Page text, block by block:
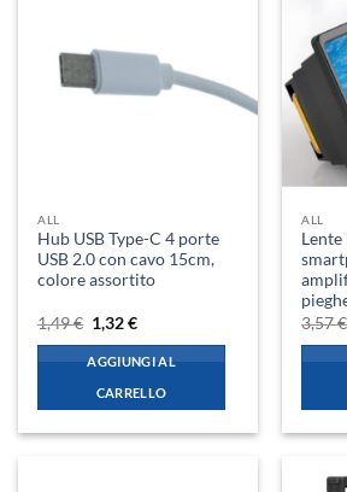
ALL
Hub USB Type-C 4 porte
USB 2.0 con cavo 15cm,
colore assortito
1,49€ Il
prezzo
originale
era:
1,49 €.
1,32€Il
attuale
è:
1,32 €.
AGGIUNGI AL
CARRELLO
ALL
3,57€